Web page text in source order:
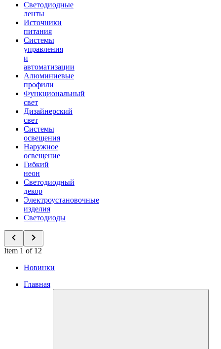
Светодиодные
ленты
Источники
питания
Системы
управления
и
автоматизации
Алюминиевые
профили
Функциональный
свет
Дизайнерский
свет
Системы
освещения
Наружное
освещение
Гибкий
неон
Светодиодный
декор
Электроустановочные
изделия
Светодиоды
Item 1 of 12
Новинки
Главная